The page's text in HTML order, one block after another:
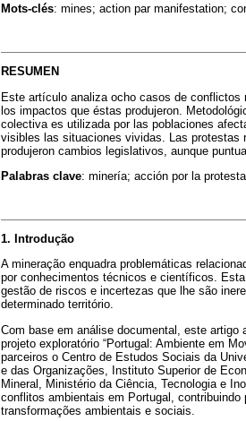
Mots-clés: mines; action par manifestation;
RESUMEN
Este artículo analiza ocho casos de
los impactos que éstas produjeron.
colectiva es utilizada por las poblaciones
visibles las situaciones vividas. Las protestas
produjeron cambios legislativos, aunque
Palabras clave: minería; acción por la
1. Introdução
A mineração enquadra problemáticas
por conhecimentos técnicos e científicos.
gestão de riscos e incertezas que lhe são
determinado território.
Com base em análise documental, este
projeto exploratório “Portugal: Ambiente em
parceiros o Centro de Estudos Sociais da
e das Organizações, Instituto Superior de
Mineral, Ministério da Ciência, Tecnologia e
conflitos ambientais em Portugal,
transformações ambientais e sociais.